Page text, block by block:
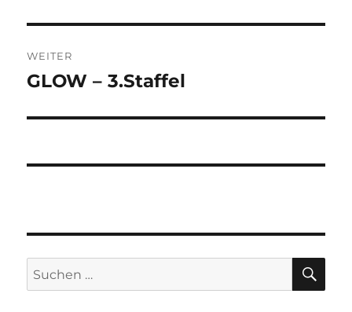
WEITER
Nächster
GLOW – 3.Staffel
Suchen
nach: